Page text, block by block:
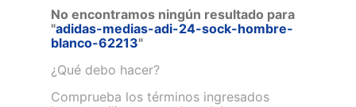
No encontramos ningún resultado para
"adidas-medias-adi-24-sock-hombre-
blanco-62213"
¿Qué debo hacer?
Comprueba los términos ingresados